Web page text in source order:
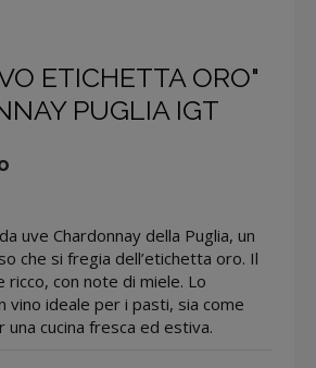
ETICHETTA ORO"
PUGLIA IGT
uve Chardonnay della Puglia, un
che si fregia dell’etichetta oro. Il
ricco, con note di miele. Lo
vino ideale per i pasti, sia come
una cucina fresca ed estiva.